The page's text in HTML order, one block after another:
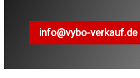
info@vybo-verkauf.de